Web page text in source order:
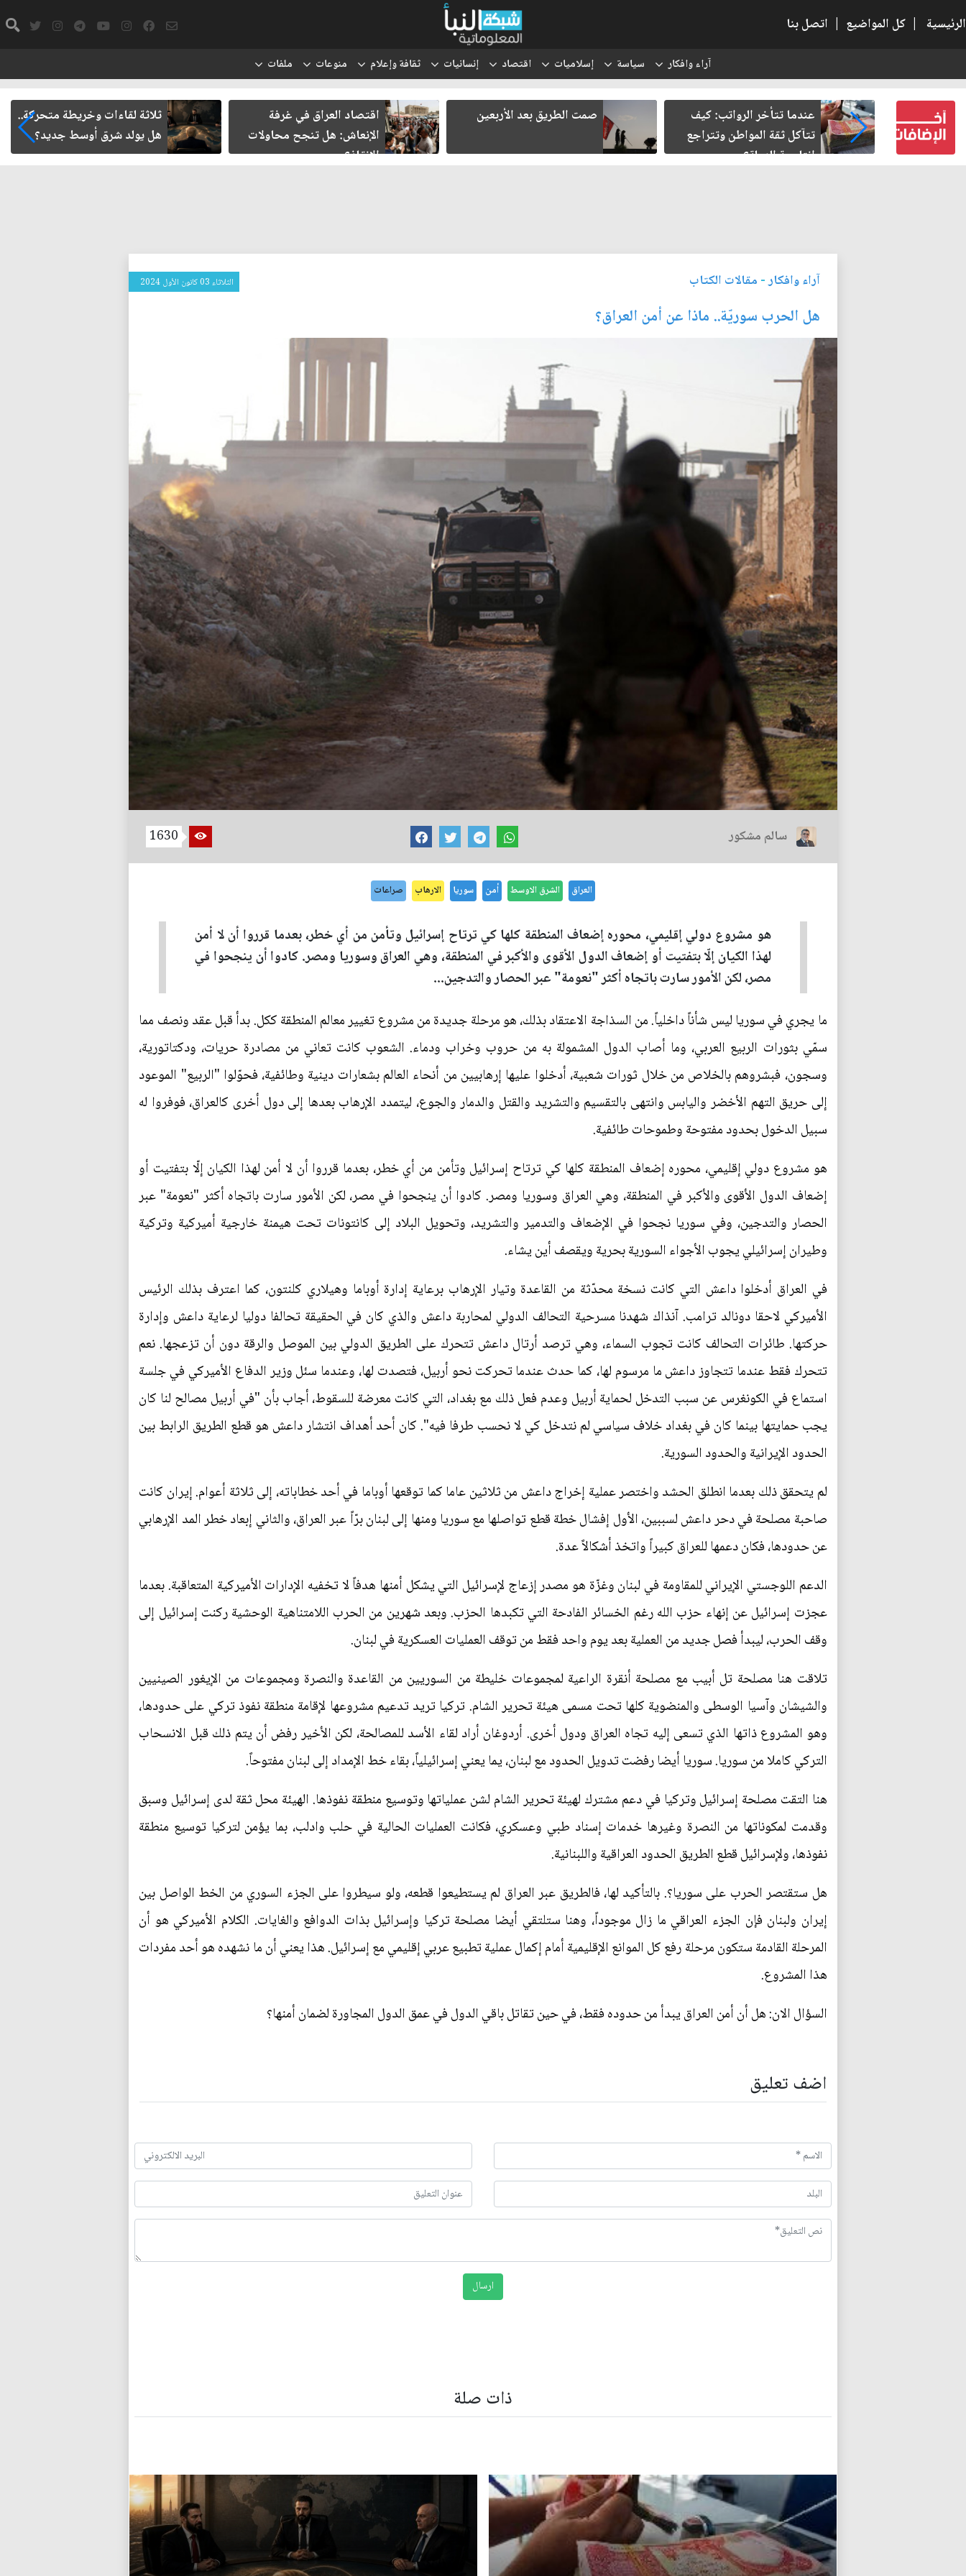
الرئيسية | كل المواضيع | اتصل بنا
آراء وافكار سياسة إسلاميات اقتصاد إنسانيات ثقافة وإعلام منوعات ملفات
حين
عندما تتأخر الرواتب: كيف
تتآكل ثقة المواطن وتتراجع
إنتاجية الدولة؟
صمت الطريق بعد الأربعين
اقتصاد العراق في غرفة
الإنعاش: هل تنجح محاولات
الإنقاذ؟
ثلاثة لقاءات وخريطة متحركة..
هل يولد شرق أوسط جديد؟
آراء وافكار- مقالات الكتاب الثلاثاء 03 كانون الأول 2024
هل الحرب سوريّة.. ماذا عن أمن العراق؟
سالم مشكور 1630
العراق الشرق الاوسط أمن سوريا الارهاب صراعات
هو مشروع دولي إقليمي، محوره إضعاف المنطقة كلها كي ترتاح إسرائيل وتأمن من أي خطر، بعدما قرروا أن لا أمن
لهذا الكيان إلّا بتفتيت أو إضعاف الدول الأقوى والأكبر في المنطقة، وهي العراق وسوريا ومصر. كادوا أن ينجحوا في
مصر، لكن الأمور سارت باتجاه أكثر "نعومة" عبر الحصار والتدجين...
ما يجري في سوريا ليس شأناً داخلياً. من السذاجة الاعتقاد بذلك، هو مرحلة جديدة من مشروع تغيير معالم المنطقة ككل. بدأ قبل عقد ونصف مما
سمّي بثورات الربيع العربي، وما أصاب الدول المشمولة به من حروب وخراب ودماء. الشعوب كانت تعاني من مصادرة حريات، ودكتاتورية،
وسجون، فبشروهم بالخلاص من خلال ثورات شعبية، أدخلوا عليها إرهابيين من أنحاء العالم بشعارات دينية وطائفية، فحوّلوا "الربيع" الموعود
إلى حريق التهم الأخضر واليابس وانتهى بالتقسيم والتشريد والقتل والدمار والجوع، ليتمدد الإرهاب بعدها إلى دول أخرى كالعراق، فوفروا له
سبيل الدخول بحدود مفتوحة وطموحات طائفية.
هو مشروع دولي إقليمي، محوره إضعاف المنطقة كلها كي ترتاح إسرائيل وتأمن من أي خطر، بعدما قرروا أن لا أمن لهذا الكيان إلّا بتفتيت أو
إضعاف الدول الأقوى والأكبر في المنطقة، وهي العراق وسوريا ومصر. كادوا أن ينجحوا في مصر، لكن الأمور سارت باتجاه أكثر "نعومة" عبر
الحصار والتدجين، وفي سوريا نجحوا في الإضعاف والتدمير والتشريد، وتحويل البلاد إلى كانتونات تحت هيمنة خارجية أميركية وتركية
وطيران إسرائيلي يجوب الأجواء السورية بحرية ويقصف أين يشاء.
في العراق أدخلوا داعش التي كانت نسخة محدّثة من القاعدة وتيار الإرهاب برعاية إدارة أوباما وهيلاري كلنتون، كما اعترف بذلك الرئيس
الأميركي لاحقا دونالد ترامب. آنذاك شهدنا مسرحية التحالف الدولي لمحاربة داعش والذي كان في الحقيقة تحالفا دوليا لرعاية داعش وإدارة
حركتها. طائرات التحالف كانت تجوب السماء، وهي ترصد أرتال داعش تتحرك على الطريق الدولي بين الموصل والرقة دون أن تزعجها. نعم
تتحرك فقط عندما تتجاوز داعش ما مرسوم لها، كما حدث عندما تحركت نحو أربيل، فتصدت لها، وعندما سئل وزير الدفاع الأميركي في جلسة
استماع في الكونغرس عن سبب التدخل لحماية أربيل وعدم فعل ذلك مع بغداد، التي كانت معرضة للسقوط، أجاب بأن "في أربيل مصالح لنا كان
يجب حمايتها بينما كان في بغداد خلاف سياسي لم نتدخل كي لا نحسب طرفا فيه". كان أحد أهداف انتشار داعش هو قطع الطريق الرابط بين
الحدود الإيرانية والحدود السورية.
لم يتحقق ذلك بعدما انطلق الحشد واختصر عملية إخراج داعش من ثلاثين عاما كما توقعها أوباما في أحد خطاباته، إلى ثلاثة أعوام. إيران كانت
صاحبة مصلحة في دحر داعش لسببين، الأول إفشال خطة قطع تواصلها مع سوريا ومنها إلى لبنان برّاً عبر العراق، والثاني إبعاد خطر المد الإرهابي
عن حدودها، فكان دعمها للعراق كبيراً واتخذ أشكالاً عدة.
الدعم اللوجستي الإيراني للمقاومة في لبنان وغزّة هو مصدر إزعاج لإسرائيل التي يشكل أمنها هدفاً لا تخفيه الإدارات الأميركية المتعاقبة. بعدما
عجزت إسرائيل عن إنهاء حزب الله رغم الخسائر الفادحة التي تكبدها الحزب. وبعد شهرين من الحرب اللامتناهية الوحشية ركنت إسرائيل إلى
وقف الحرب، ليبدأ فصل جديد من العملية بعد يوم واحد فقط من توقف العمليات العسكرية في لبنان.
تلاقت هنا مصلحة تل أبيب مع مصلحة أنقرة الراعية لمجموعات خليطة من السوريين من القاعدة والنصرة ومجموعات من الإيغور الصينيين
والشيشان وآسيا الوسطى والمنضوية كلها تحت مسمى هيئة تحرير الشام. تركيا تريد تدعيم مشروعها لإقامة منطقة نفوذ تركي على حدودها،
وهو المشروع ذاتها الذي تسعى إليه تجاه العراق ودول أخرى. أردوغان أراد لقاء الأسد للمصالحة، لكن الأخير رفض أن يتم ذلك قبل الانسحاب
التركي كاملا من سوريا. سوريا أيضا رفضت تدويل الحدود مع لبنان، يما يعني إسرائيلياً، بقاء خط الإمداد إلى لبنان مفتوحاً.
هنا التقت مصلحة إسرائيل وتركيا في دعم مشترك لهيئة تحرير الشام لشن عملياتها وتوسيع منطقة نفوذها. الهيئة محل ثقة لدى إسرائيل وسبق
وقدمت لمكوناتها من النصرة وغيرها خدمات إسناد طبي وعسكري، فكانت العمليات الحالية في حلب وادلب، بما يؤمن لتركيا توسيع منطقة
نفوذها، ولإسرائيل قطع الطريق الحدود العراقية واللبنانية.
هل ستقتصر الحرب على سوريا؟. بالتأكيد لها، فالطريق عبر العراق لم يستطيعوا قطعه، ولو سيطروا على الجزء السوري من الخط الواصل بين
إيران ولبنان فإن الجزء العراقي ما زال موجوداً، وهنا ستلتقي أيضا مصلحة تركيا وإسرائيل بذات الدوافع والغايات. الكلام الأميركي هو أن
المرحلة القادمة ستكون مرحلة رفع كل الموانع الإقليمية أمام إكمال عملية تطبيع عربي إقليمي مع إسرائيل. هذا يعني أن ما نشهده هو أحد مفردات
هذا المشروع.
السؤال الان: هل أن أمن العراق يبدأ من حدوده فقط، في حين تقاتل باقي الدول في عمق الدول المجاورة لضمان أمنها؟
اضف تعليق
ذات صلة